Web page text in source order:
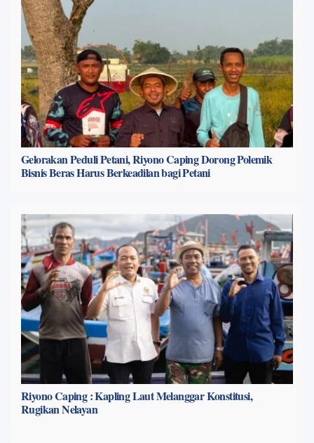
Gelorakan Peduli Petani, Riyono Caping Dorong Polemik
Bisnis Beras Harus Berkeadilan bagi Petani
Riyono Caping : Kapling Laut Melanggar Konstitusi,
Rugikan Nelayan